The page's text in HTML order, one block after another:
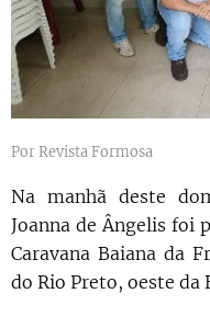
Por Revista Formosa
Na manhã deste
Joanna de Ângelis foi
Caravana Baiana da
do Rio Preto, oeste da